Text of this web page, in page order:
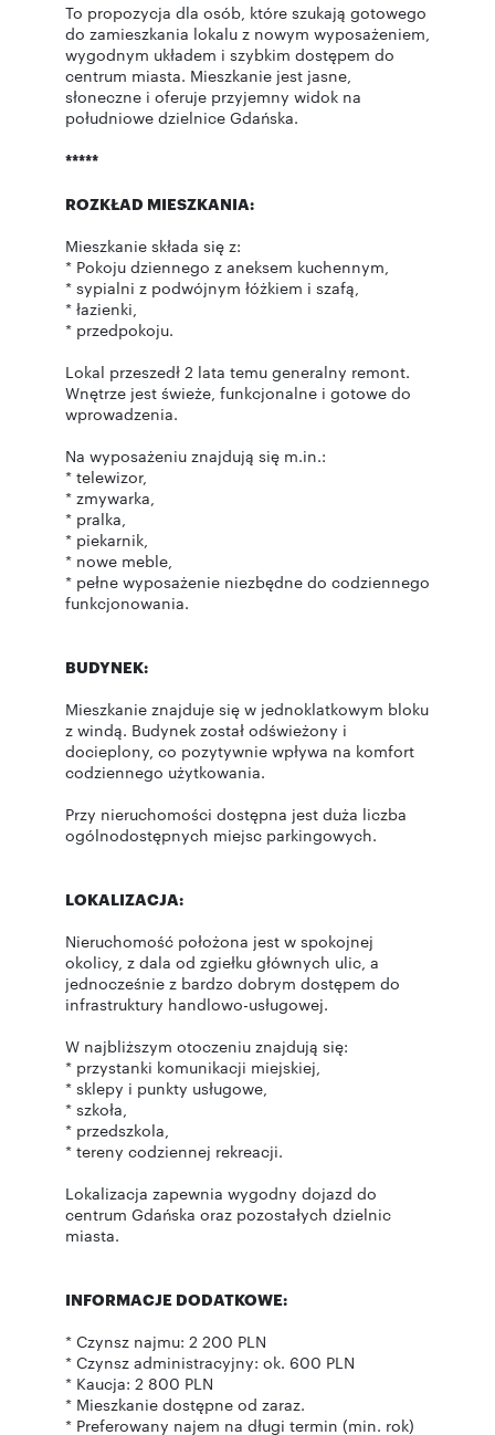
To propozycja dla osób, które szukają gotowego
do zamieszkania lokalu z nowym wyposażeniem,
wygodnym układem i szybkim dostępem do
centrum miasta. Mieszkanie jest jasne,
słoneczne i oferuje przyjemny widok na
południowe dzielnice Gdańska.
*****
ROZKŁAD MIESZKANIA:
Mieszkanie składa się z:
* Pokoju dziennego z aneksem kuchennym,
* sypialni z podwójnym łóżkiem i szafą,
* łazienki,
* przedpokoju.
Lokal przeszedł 2 lata temu generalny remont.
Wnętrze jest świeże, funkcjonalne i gotowe do
wprowadzenia.
Na wyposażeniu znajdują się m.in.:
* telewizor,
* zmywarka,
* pralka,
* piekarnik,
* nowe meble,
* pełne wyposażenie niezbędne do codziennego
funkcjonowania.
BUDYNEK:
Mieszkanie znajduje się w jednoklatkowym bloku
z windą. Budynek został odświeżony i
docieplony, co pozytywnie wpływa na komfort
codziennego użytkowania.
Przy nieruchomości dostępna jest duża liczba
ogólnodostępnych miejsc parkingowych.
LOKALIZACJA:
Nieruchomość położona jest w spokojnej
okolicy, z dala od zgiełku głównych ulic, a
jednocześnie z bardzo dobrym dostępem do
infrastruktury handlowo-usługowej.
W najbliższym otoczeniu znajdują się:
* przystanki komunikacji miejskiej,
* sklepy i punkty usługowe,
* szkoła,
* przedszkola,
* tereny codziennej rekreacji.
Lokalizacja zapewnia wygodny dojazd do
centrum Gdańska oraz pozostałych dzielnic
miasta.
INFORMACJE DODATKOWE:
* Czynsz najmu: 2 200 PLN
* Czynsz administracyjny: ok. 600 PLN
* Kaucja: 2 800 PLN
* Mieszkanie dostępne od zaraz.
* Preferowany najem na długi termin (min. rok)